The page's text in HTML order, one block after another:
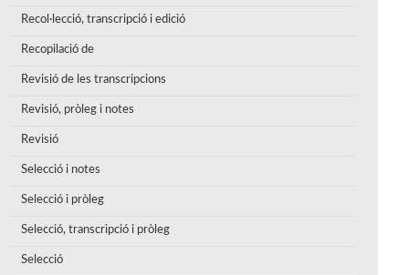
Recol·lecció, transcripció i edició
Recopilació de
Revisió de les transcripcions
Revisió, pròleg i notes
Revisió
Selecció i notes
Selecció i pròleg
Selecció, transcripció i pròleg
Selecció